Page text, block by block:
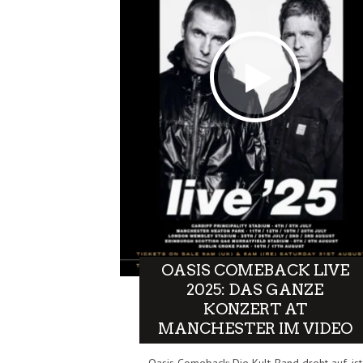
OASIS COMEBACK LIVE
2025: DAS GANZE
KONZERT AT
MANCHESTER IM VIDEO